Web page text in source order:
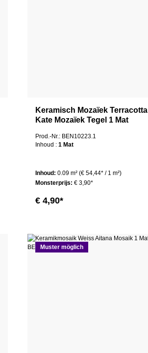
Keramisch Mozaïek Terracotta
Kate Mozaïek Tegel 1 Mat
Prod.-Nr.: BEN10223.1
Inhoud : 1 Mat
Inhoud: 0.09 m² (€ 54,44* / 1 m²)
Monsterprijs: € 3,90*
€ 4,90*
Muster möglich